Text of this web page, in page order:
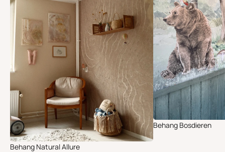
Behang Natural Allure
Behang Bosdieren